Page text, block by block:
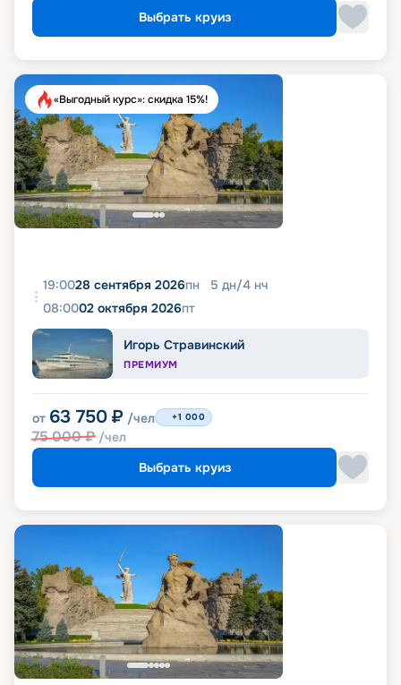
Выбрать круиз
«Выгодный курс»: скидка 15%!
19:0028 сентября 2026пн 5 дн/4 нч
08:0002 октября 2026пт
Игорь Стравинский
ПРЕМИУМ
от 63 750 ₽ /чел
75 000₽ /чел
+1 000
Выбрать круиз